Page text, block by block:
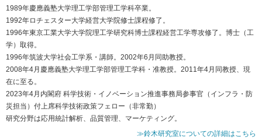
1989年慶應義塾大学理工学部管理工学科卒業。
1992年ロチェスター大学経営大学院修士課程修了。
1996年東京工業大学大学院理工学研究科博士課程経営工学専攻修了。博士（工
学）取得。
1996年筑波大学社会工学系・講師。2002年6月同助教授。
2008年4月慶應義塾大学理工学部管理工学科・准教授。2011年4月同教授、現
在に至る。
2023年4月内閣府 科学技術・イノベーション推進事務局参事官（インフラ・防
災担当）付上席科学技術政策フェロー（非常勤）
研究分野は応用統計解析、品質管理、マーケティング。
≫鈴木研究室についての詳細はこちら